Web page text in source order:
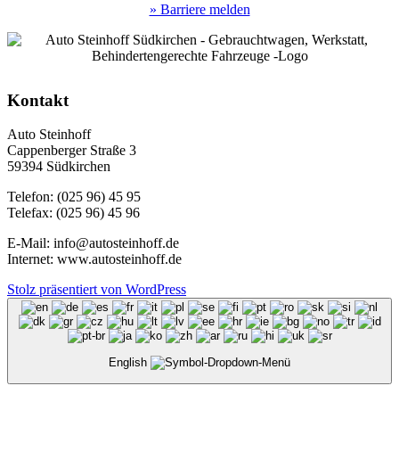
» Barriere melden
Kontakt
Auto Steinhoff
Cappenberger Straße 3
59394 Südkirchen
Telefon: (025 96) 45 95
Telefax: (025 96) 45 96
E-Mail: info@autosteinhoff.de
Internet: www.autosteinhoff.de
Stolz präsentiert von WordPress
English